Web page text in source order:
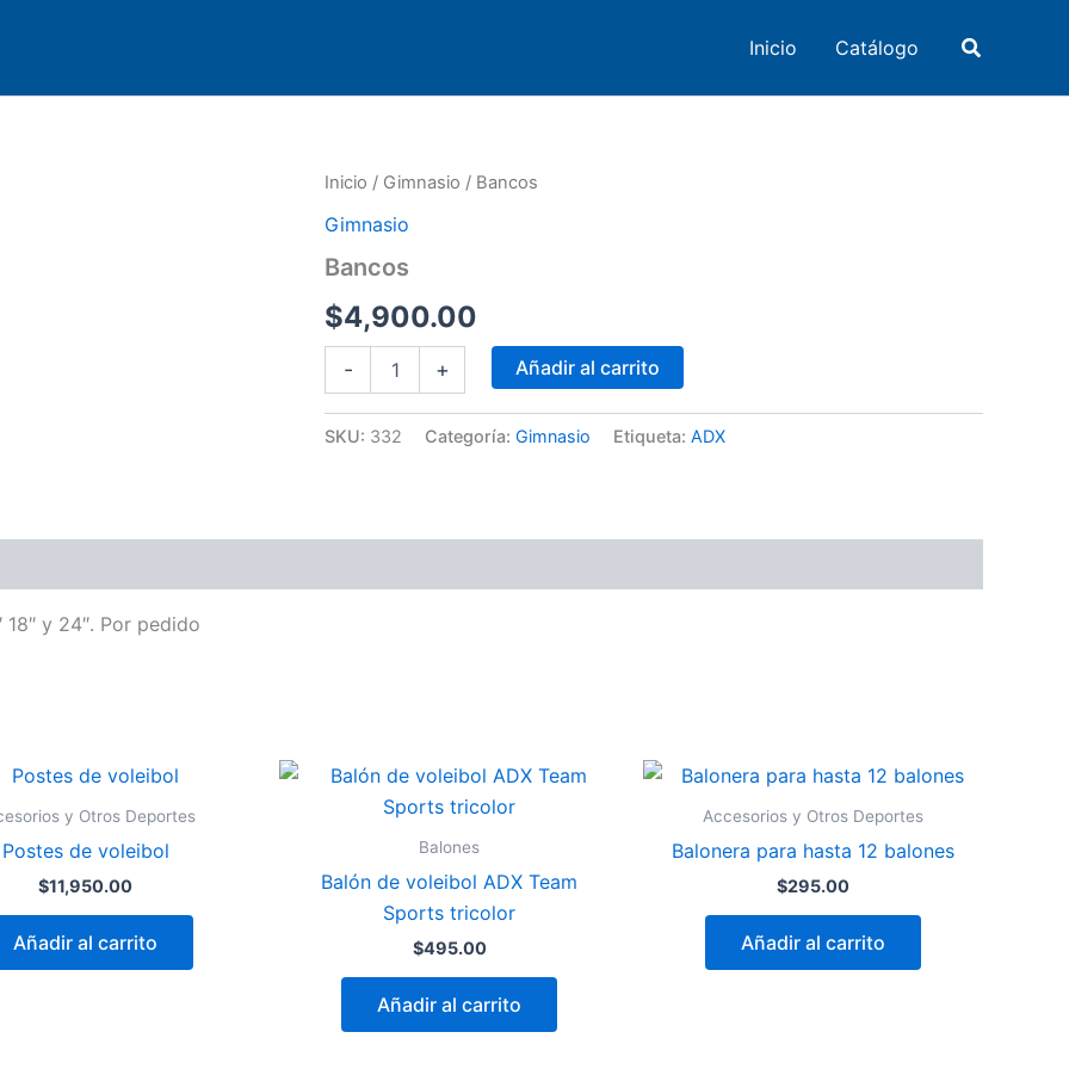
Inicio Catálogo Buscar
Inicio / Gimnasio / Bancos
Gimnasio
Bancos
$4,900.00
-
Bancos
+ Añadir al carrito
SKU: 332 Categoría: Gimnasio Etiqueta: ADX
y 24″. Por pedido
y Otros Deportes
Postes de voleibol
$11,950.00
Añadir al carrito
Balones
Balón de voleibol ADX Team
Sports tricolor
$495.00
Añadir al carrito
Accesorios y Otros Deportes
Balonera para hasta 12 balones
$295.00
Añadir al carrito